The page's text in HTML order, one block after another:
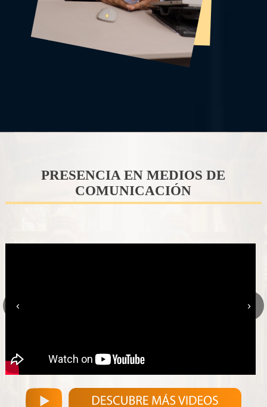
Representación legal integral: un aliado estratégico para el
Conclusión: prevenir es ganar
PRESENCIA EN MEDIOS DE
COMUNICACIÓN
‹ ›